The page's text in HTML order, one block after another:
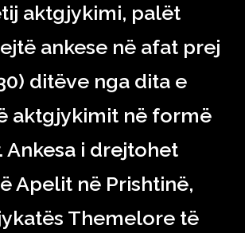
aktgjykimi, palët
ankese në afat prej
ditëve nga dita e
aktgjykimit në formë
Ankesa i drejtohet
Apelit në Prishtinë,
Themelore të